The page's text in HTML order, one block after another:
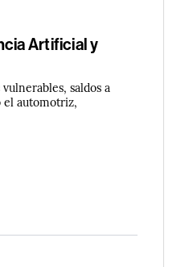
Artificial y
saldos a
el automotriz,